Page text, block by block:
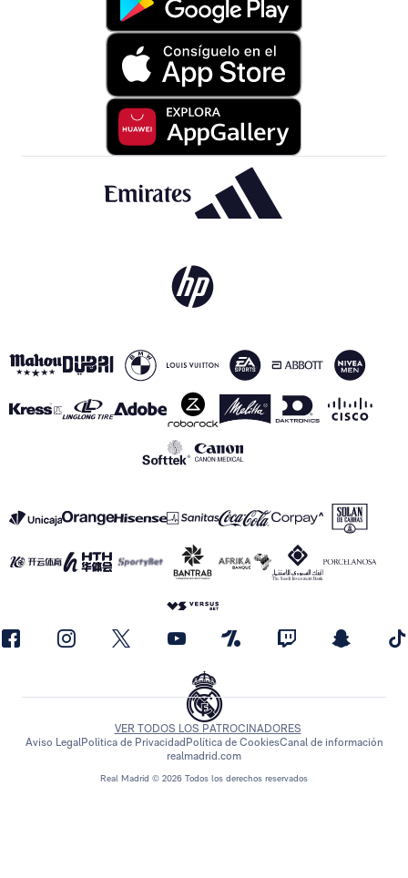
Real Madrid © 2026 Todos los derechos reservados
VER TODOS LOS PATROCINADORES
Aviso LegalPolítica de Privacidad Política de CookiesCanal de información
realmadrid.com